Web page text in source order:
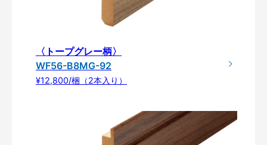
〈トープグレー柄〉
WF56-B8MG-92
¥12,800/梱（2本入り）